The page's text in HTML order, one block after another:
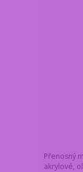
Přenosný
akrylové,